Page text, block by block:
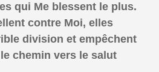
qui Me blessent le plus.
contre Moi, elles
division et empêchent
chemin vers le salut